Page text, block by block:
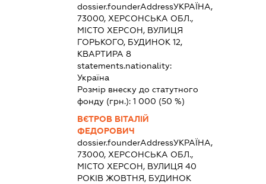
dossier.founderAddressУКРАЇНА,
73000, ХЕРСОНСЬКА ОБЛ.,
МІСТО ХЕРСОН, ВУЛИЦЯ
ГОРЬКОГО, БУДИНОК 12,
КВАРТИРА 8
statements.nationality:
Україна
Розмір внеску до статутного
фонду (грн.): 1 000 (50 %)
ВЄТРОВ ВІТАЛІЙ
ФЕДОРОВИЧ
dossier.founderAddressУКРАЇНА,
73000, ХЕРСОНСЬКА ОБЛ.,
МІСТО ХЕРСОН, ВУЛИЦЯ 40
РОКІВ ЖОВТНЯ, БУДИНОК